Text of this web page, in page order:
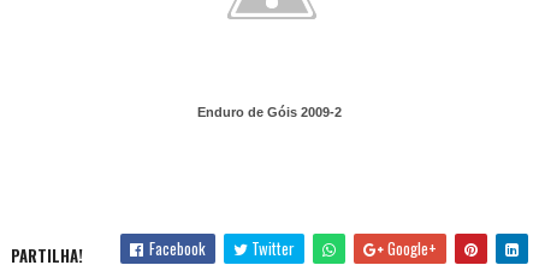
Enduro de Góis 2009-2
PARTILHA! Facebook Twitter Google+